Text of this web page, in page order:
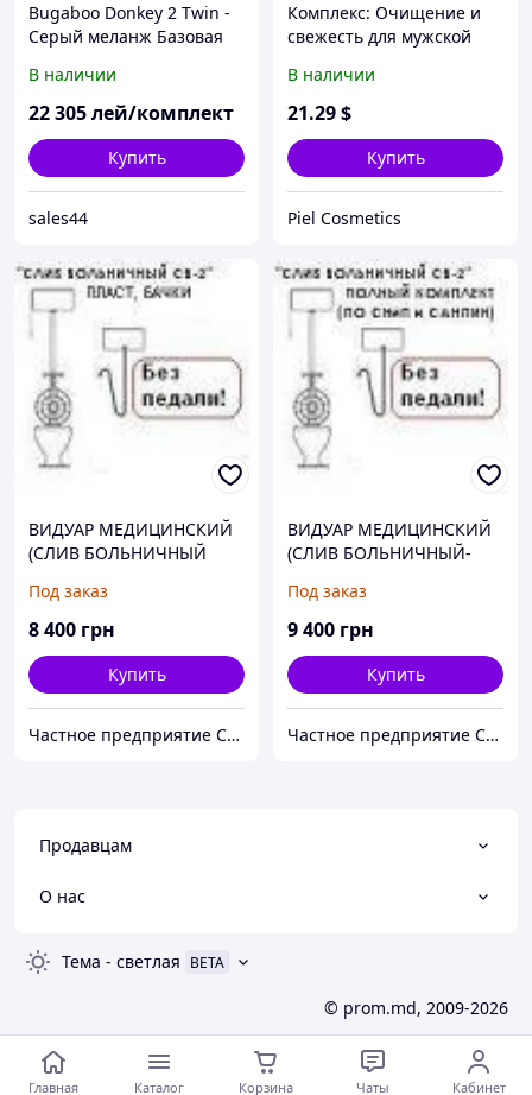
Bugaboo Donkey 2 Twin -
Серый меланж Базовая
корпус - Ruby Red
В наличии
22 305лей/комплект
Купить
sales44
Комплекс: Очищение и
свежесть для мужской
Базовый комплекс 2.
В наличии
21.29$
Купить
Piel Cosmetics
ВИДУАР МЕДИЦИНСКИЙ
(СЛИВ БОЛЬНИЧНЫЙ
К-Т БЕЗ ПЕДАЛИ, С
ПЛАСТИКОВЫМИ
БАЧКАМИ
Под заказ
8 400 грн
Купить
Частное предприятие София Мед
ВИДУАР МЕДИЦИНСКИЙ
(СЛИВ БОЛЬНИЧНЫЙ-
КЕРАМИЧЕСКИМИ
БАЧКАМИ , БЕЗ ПЕДАЛИ
Под заказ
9 400 грн
Купить
Частное предприятие София Мед
Продавцам
О нас
Тема - светлая BETA
© prom.md, 2009-2026
Главная Каталог Корзина Чаты Кабинет